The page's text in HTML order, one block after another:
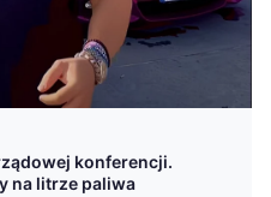
konferencji.
na litrze paliwa